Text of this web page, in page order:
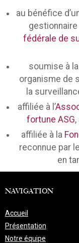
au bénéfice
gestionnaire
fédérale de
soumise à
organisme de
la
affiliée à l’
fortune ASG
affiliée à la
reconnue par
en
NAVIGATION
Accueil
Présentation
Notre équipe